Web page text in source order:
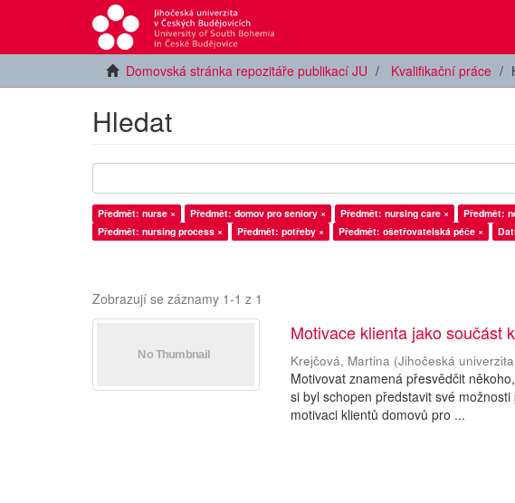
Domovská stránka repozitáře publikací JU Kvalifikační práce
Hledat
Předmět: nurse × Předmět: domov pro seniory × Předmět: nursing care × Předmět:
Předmět: nursing process ×
Předmět: potřeby × Předmět: ošetřovatelská péče ×
Zobrazují se záznamy 1-1 z 1
Motivace klienta jako součást
Krejčová, Martina (Jihočeská univerzita
Motivovat znamená přesvědčit
si byl schopen představit své
motivaci klientů domovů pro ...